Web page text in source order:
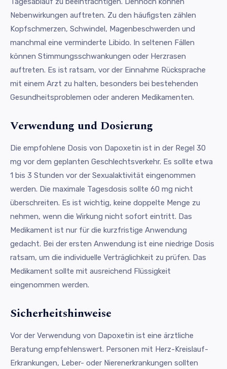
Nebenwirkungen auftreten. Zu den häufigsten zählen
Kopfschmerzen, Schwindel, Magenbeschwerden und
manchmal eine verminderte Libido. In seltenen Fällen
können Stimmungsschwankungen oder Herzrasen
auftreten. Es ist ratsam, vor der Einnahme Rücksprache
mit einem Arzt zu halten, besonders bei bestehenden
Gesundheitsproblemen oder anderen Medikamenten.
Verwendung und Dosierung
Die empfohlene Dosis von Dapoxetin ist in der Regel 30
mg vor dem geplanten Geschlechtsverkehr. Es sollte etwa
1 bis 3 Stunden vor der Sexualaktivität eingenommen
werden. Die maximale Tagesdosis sollte 60 mg nicht
überschreiten. Es ist wichtig, keine doppelte Menge zu
nehmen, wenn die Wirkung nicht sofort eintritt. Das
Medikament ist nur für die kurzfristige Anwendung
gedacht. Bei der ersten Anwendung ist eine niedrige Dosis
ratsam, um die individuelle Verträglichkeit zu prüfen. Das
Medikament sollte mit ausreichend Flüssigkeit
eingenommen werden.
Sicherheitshinweise
Vor der Verwendung von Dapoxetin ist eine ärztliche
Beratung empfehlenswert. Personen mit Herz-Kreislauf-
Erkrankungen, Leber- oder Nierenerkrankungen sollten